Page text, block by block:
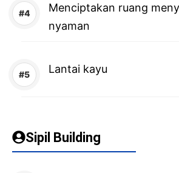
Menciptakan ruang
nyaman
Lantai kayu
Sipil Building